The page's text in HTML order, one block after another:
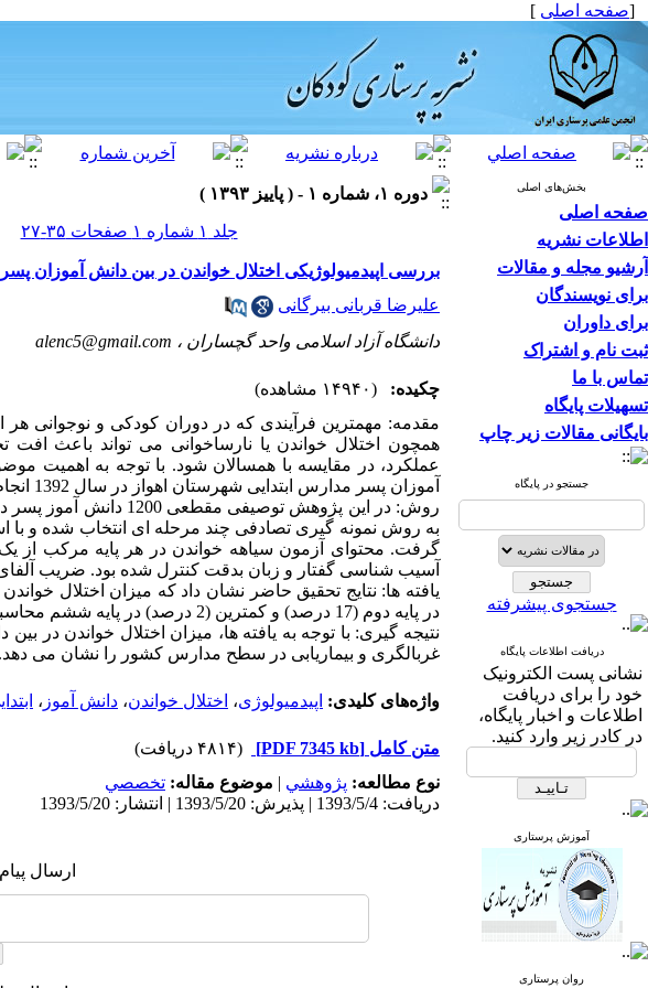
[صفحه اصلی ]
بخش‌های اصلی
صفحه اصلی
اطلاعات نشریه
آرشیو مجله و مقالات
برای نویسندگان
برای داوران
ثبت نام و اشتراک
تماس با ما
تسهیلات پایگاه
بایگانی مقالات زیر چاپ
جستجو در پایگاه
جستجوی پیشرفته
دریافت اطلاعات پایگاه
نشانی پست الکترونیک
خود را برای دریافت
اطلاعات و اخبار پایگاه،
در کادر زیر وارد کنید.
آموزش پرستاری
روان پرستاری
دوره ۱، شماره ۱ - ( پاییز ۱۳۹۳ )
جلد ۱ شماره ۱ صفحات ۳۵-۲۷
بررسی اپیدمیولوژیکی اختلال خواندن در بین دانش آموزان پسر
علیرضا قربانی بیرگانی
دانشگاه آزاد اسلامی واحد گچساران ، alenc5@gmail.com
چکیده:
(۱۴۹۴۰ مشاهده)
مقدمه: مهمترین فرآیندی که در دوران کودکی و نوجوانی هر
همچون اختلال خواندن یا نارساخوانی می تواند باعث افت
عملکرد، در مقایسه با همسالان شود. با توجه به اهمیت
آموزان پسر مدارس ابتدایی شهرستان اهواز در سال 1392 انجام شده است.
به روش نمونه گیری تصادفی چند مرحله ای انتخاب شده و با
گرفت. محتوای آزمون سیاهه خواندن در هر پایه مرکب
آسیب شناسی گفتار و زبان بدقت کنترل شده بود. ضریب آلفای آزمون
در پایه دوم (17 درصد) و کمترین (2 درصد) در پایه ششم محاسبه شد.
نتیجه گیری: با توجه به یافته ها، میزان اختلال خواندن در
غربالگری و بیماریابی در سطح مدارس کشور را نشان می دهد.
واژه‌های کلیدی: اپیدمیولوژی، اختلال خواندن، دانش آموز ،
متن کامل [PDF 7345 kb]
(۴۸۱۴ دریافت)
نوع مطالعه: پژوهشي | موضوع مقاله: تخصصي
دریافت: 1393/5/4 | پذیرش: 1393/5/20 | انتشار: 1393/5/20
ارسال